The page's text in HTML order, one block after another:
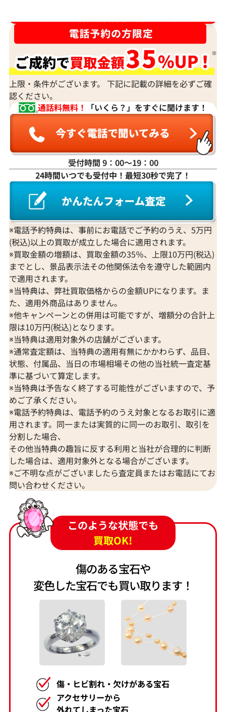
上限・条件がございます。 下記に記載の詳細を必ずご確
認ください。
通話料無料！
「いくら？」をすぐに聞けます！
受付時間 9：00〜19：00
24時間いつでも受付中！最短30秒で完了！
※電話予約特典は、事前にお電話でご予約のうえ、5万円
(税込)以上の買取が成立した場合に適用されます。
※買取金額の増額は、買取金額の35％、上限10万円(税込)
までとし、景品表示法その他関係法令を遵守した範囲内
で適用されます。
※当特典は、弊社買取価格からの金額UPになります。ま
た、適用外商品はありません。
※他キャンペーンとの併用は可能ですが、増額分の合計上
限は10万円(税込)となります。
※当特典は適用対象外の店舗がございます。
※通常査定額は、当特典の適用有無にかかわらず、品目、
状態、付属品、当日の市場相場その他の当社統一査定基
準に基づいて算定します。
※当特典は予告なく終了する可能性がございますので、予
めご了承ください。
※電話予約特典は、電話予約のうえ対象となるお取引に適
用されます。同一または実質的に同一のお取引、取引を
分割した場合、
その他当特典の趣旨に反する利用と当社が合理的に判断
した場合は、適用対象外となる場合がございます。
※ご不明な点がございましたら査定員またはお電話にてお
問い合わせください。
このような状態でも
買取OK!
傷のある宝石や
変色した宝石でも買い取ります！
傷・ヒビ割れ・欠けがある宝石
アクセサリーから
外れてしまった宝石